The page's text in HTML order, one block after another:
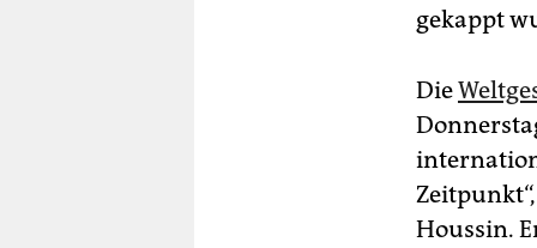
gekappt
Die
Houssin.